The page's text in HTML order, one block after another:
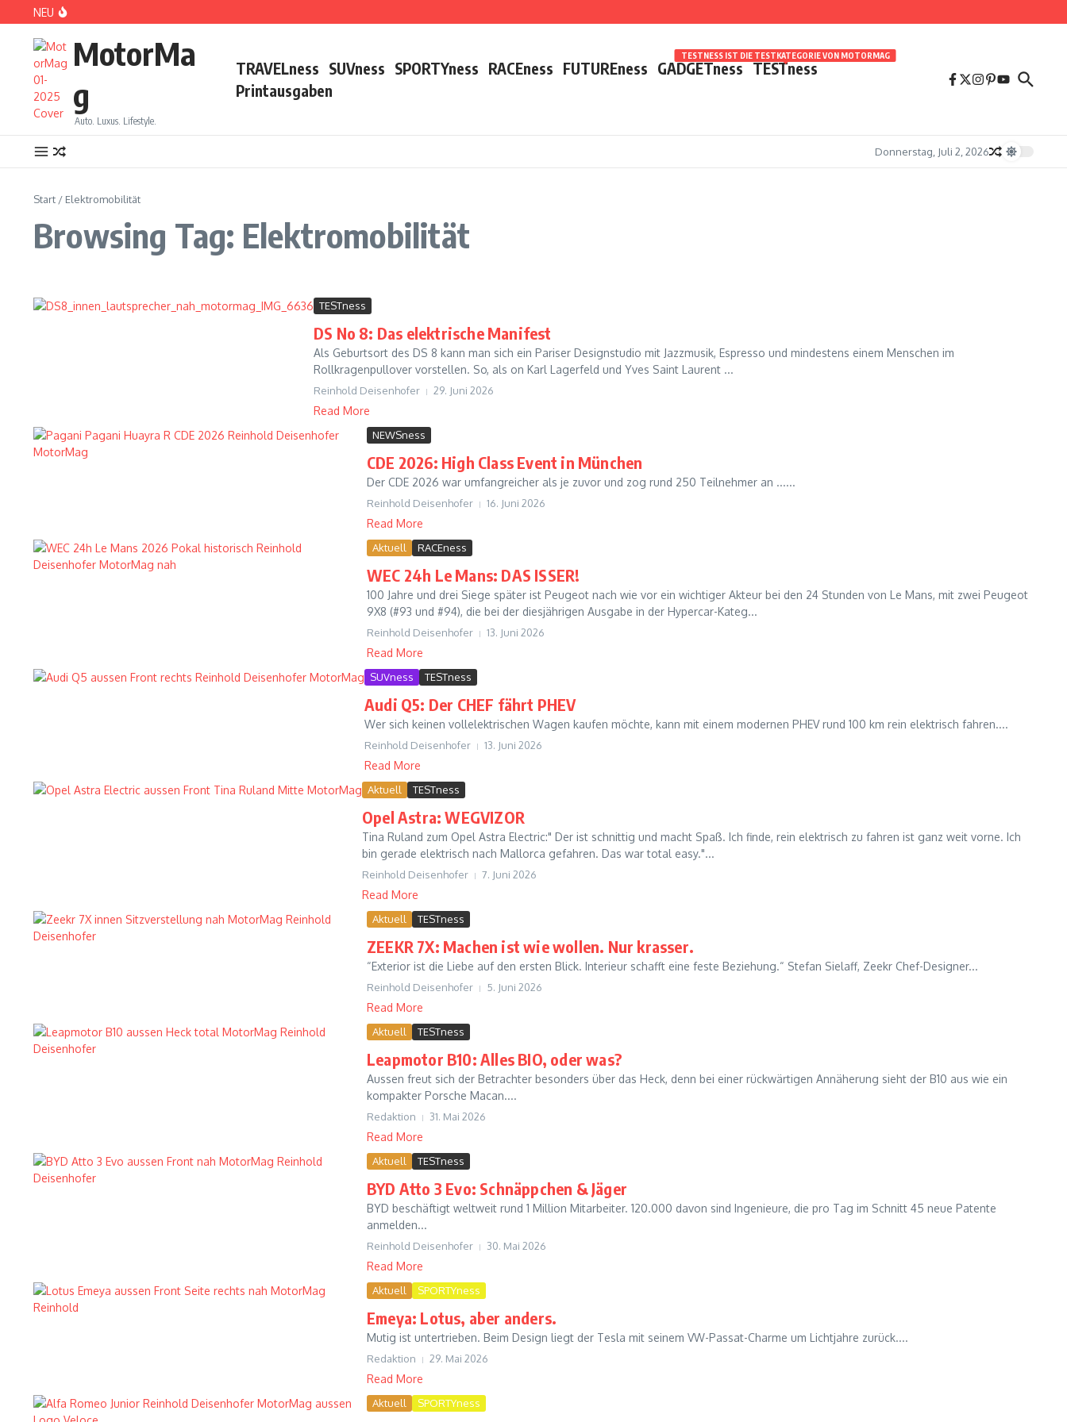
Zum Inhalt springen
NEU
MotorMa
g
Auto. Luxus. Lifestyle.
TRAVELness SUVness SPORTYness RACEness FUTUREness GADGETness TESTness
TESTNESS IST DIE TESTKATEGORIE VON MOTORMAG
Printausgaben
Donnerstag, Juli 2, 2026
Start / Elektromobilität
Browsing Tag: Elektromobilität
TESTness
DS No 8: Das elektrische Manifest
Als Geburtsort des DS 8 kann man sich ein Pariser Designstudio mit Jazzmusik, Espresso und mindestens einem Menschen im
Rollkragenpullover vorstellen. So, als on Karl Lagerfeld und Yves Saint Laurent ...
Reinhold Deisenhofer 29. Juni 2026
Read More
NEWSness
CDE 2026: High Class Event in München
Der CDE 2026 war umfangreicher als je zuvor und zog rund 250 Teilnehmer an ......
Reinhold Deisenhofer 16. Juni 2026
Read More
Aktuell RACEness
WEC 24h Le Mans: DAS ISSER!
100 Jahre und drei Siege später ist Peugeot nach wie vor ein wichtiger Akteur bei den 24 Stunden von Le Mans, mit zwei Peugeot
9X8 (#93 und #94), die bei der diesjährigen Ausgabe in der Hypercar-Kateg...
Reinhold Deisenhofer 13. Juni 2026
Read More
SUVness TESTness
Audi Q5: Der CHEF fährt PHEV
Wer sich keinen vollelektrischen Wagen kaufen möchte, kann mit einem modernen PHEV rund 100 km rein elektrisch fahren....
Reinhold Deisenhofer 13. Juni 2026
Read More
Aktuell TESTness
Opel Astra: WEGVIZOR
Tina Ruland zum Opel Astra Electric:" Der ist schnittig und macht Spaß. Ich finde, rein elektrisch zu fahren ist ganz weit vorne. Ich
bin gerade elektrisch nach Mallorca gefahren. Das war total easy."...
Reinhold Deisenhofer 7. Juni 2026
Read More
Aktuell TESTness
ZEEKR 7X: Machen ist wie wollen. Nur krasser.
“Exterior ist die Liebe auf den ersten Blick. Interieur schafft eine feste Beziehung.“ Stefan Sielaff, Zeekr Chef-Designer...
Reinhold Deisenhofer 5. Juni 2026
Read More
Aktuell TESTness
Leapmotor B10: Alles BIO, oder was?
Aussen freut sich der Betrachter besonders über das Heck, denn bei einer rückwärtigen Annäherung sieht der B10 aus wie ein
kompakter Porsche Macan....
Redaktion 31. Mai 2026
Read More
Aktuell TESTness
BYD Atto 3 Evo: Schnäppchen & Jäger
BYD beschäftigt weltweit rund 1 Million Mitarbeiter. 120.000 davon sind Ingenieure, die pro Tag im Schnitt 45 neue Patente
anmelden...
Reinhold Deisenhofer 30. Mai 2026
Read More
Aktuell SPORTYness
Emeya: Lotus, aber anders.
Mutig ist untertrieben. Beim Design liegt der Tesla mit seinem VW-Passat-Charme um Lichtjahre zurück....
Redaktion 29. Mai 2026
Read More
Aktuell SPORTYness